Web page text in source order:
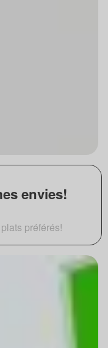
envies!
préférés!